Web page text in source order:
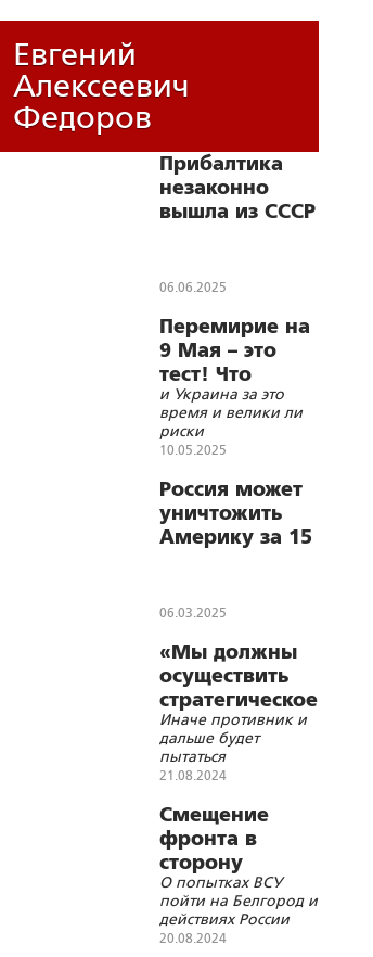
Евгений
Алексеевич
Федоров
Прибалтика
незаконно
вышла из СССР
06.06.2025
Перемирие на
9 Мая – это
тест! Что
успеют Россия
и Украина за это
время и велики ли
риски
10.05.2025
Россия может
уничтожить
Америку за 15
06.03.2025
«Мы должны
осуществить
стратегическое
нацеливание
на США»
Иначе противник и
дальше будет
пытаться
переместить боевые
Московскому
направлению
21.08.2024
Смещение
фронта в
сторону
Москвы?
О попытках ВСУ
пойти на Белгород и
действиях России
20.08.2024